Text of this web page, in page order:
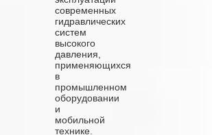
современных
гидравлических
систем
высокого
давления,
применяющихся
в
промышленном
оборудовании
и
мобильной
технике.